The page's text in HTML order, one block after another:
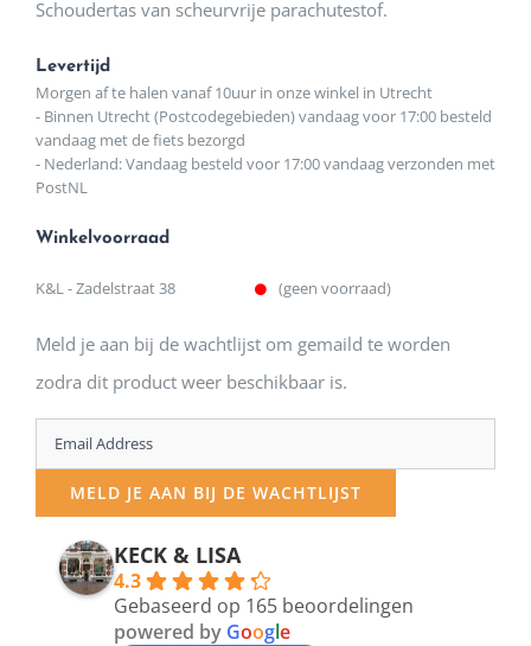
Schoudertas van scheurvrije parachutestof.
Levertijd
Morgen af te halen vanaf 10uur in onze winkel in Utrecht
- Binnen Utrecht (Postcodegebieden) vandaag voor 17:00 besteld
vandaag met de fiets bezorgd
- Nederland: Vandaag besteld voor 17:00 vandaag verzonden met
PostNL
Winkelvoorraad
K&L - Zadelstraat 38 (geen voorraad)
Meld je aan bij de wachtlijst om gemaild te worden
zodra dit product weer beschikbaar is.
Enter
your
email
address
MELD JE AAN BIJ DE WACHTLIJST
KECK & LISA
4.3
Gebaseerd op 165 beoordelingen
powered by Google